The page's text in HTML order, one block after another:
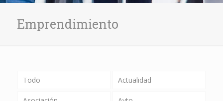
Emprendimiento
Todo Actualidad